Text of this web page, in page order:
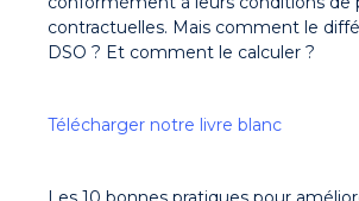
contractuelles. Mais comment le
DSO ? Et comment le calculer ?
Télécharger notre livre blanc